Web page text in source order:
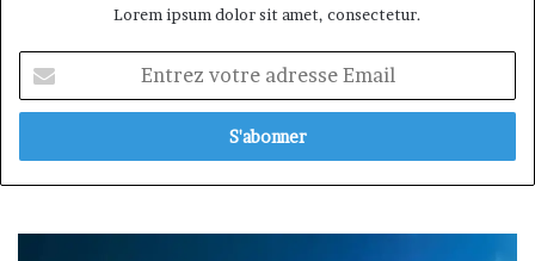
Lorem ipsum dolor sit amet, consectetur.
votre
adresse